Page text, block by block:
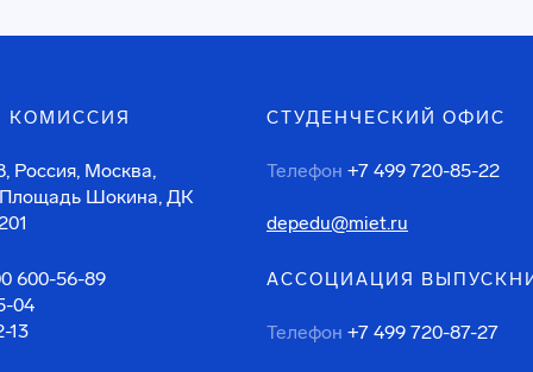
КОМИССИЯ
Россия, Москва,
Площадь Шокина, ДК
600-56-89
04
13
СТУДЕНЧЕСКИЙ ОФИС
Телефон +7 499 720-85-22
depedu@miet.ru
АССОЦИАЦИЯ
Телефон +7 499 720-87-27